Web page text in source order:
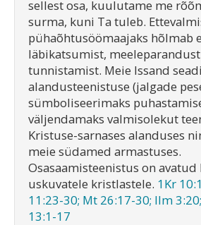
sellest osa, kuulutame me
surma, kuni Ta tuleb.
pühaõhtusöömaajaks hõlmab
läbikatsumist,
tunnistamist. Meie Issand
alandusteenistuse (jalgade
sümboliseerimaks
väljendamaks valmisolekut
Kristuse-sarnases alanduses
meie südamed armastuses.
Osasaamisteenistus on
uskuvatele kristlastele. 1Kr
11:23-30; Mt 26:17-30; Ilm
13:1-17